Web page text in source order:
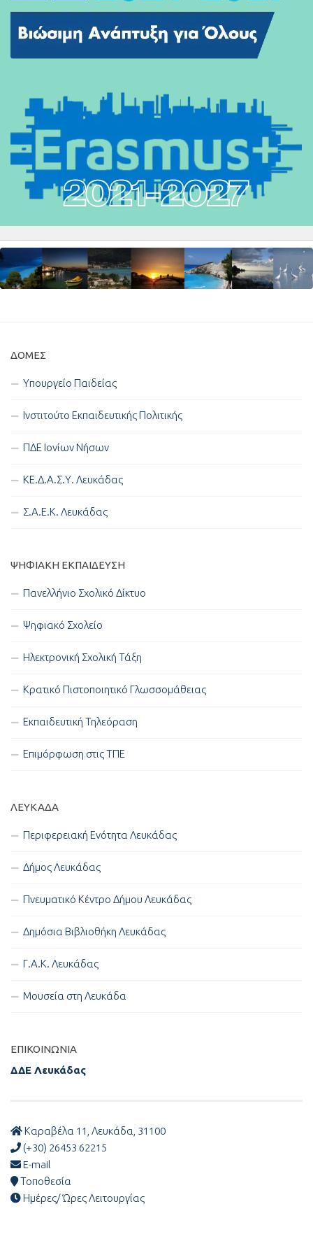
ΔΟΜΈΣ
Υπουργείο Παιδείας
Ινστιτούτο Εκπαιδευτικής Πολιτικής
ΠΔΕ Ιονίων Νήσων
ΚΕ.Δ.Α.Σ.Υ. Λευκάδας
Σ.Α.Ε.Κ. Λευκάδας
ΨΗΦΙΑΚΉ ΕΚΠΑΊΔΕΥΣΗ
Πανελλήνιο Σχολικό Δίκτυο
Ψηφιακό Σχολείο
Ηλεκτρονική Σχολική Τάξη
Κρατικό Πιστοποιητικό Γλωσσομάθειας
Εκπαιδευτική Τηλεόραση
Επιμόρφωση στις ΤΠΕ
ΛΕΥΚΑΔΑ
Περιφερειακή Ενότητα Λευκάδας
Δήμος Λευκάδας
Πνευματικό Κέντρο Δήμου Λευκάδας
Δημόσια Βιβλιοθήκη Λευκάδας
Γ.Α.Κ. Λευκάδας
Μουσεία στη Λευκάδα
ΕΠΙΚΟΙΝΩΝΊΑ
ΔΔΕ Λευκάδας
Καραβέλα 11, Λευκάδα, 31100
(+30) 26453 62215
E-mail
Τοποθεσία
Ημέρες/ Ώρες Λειτουργίας